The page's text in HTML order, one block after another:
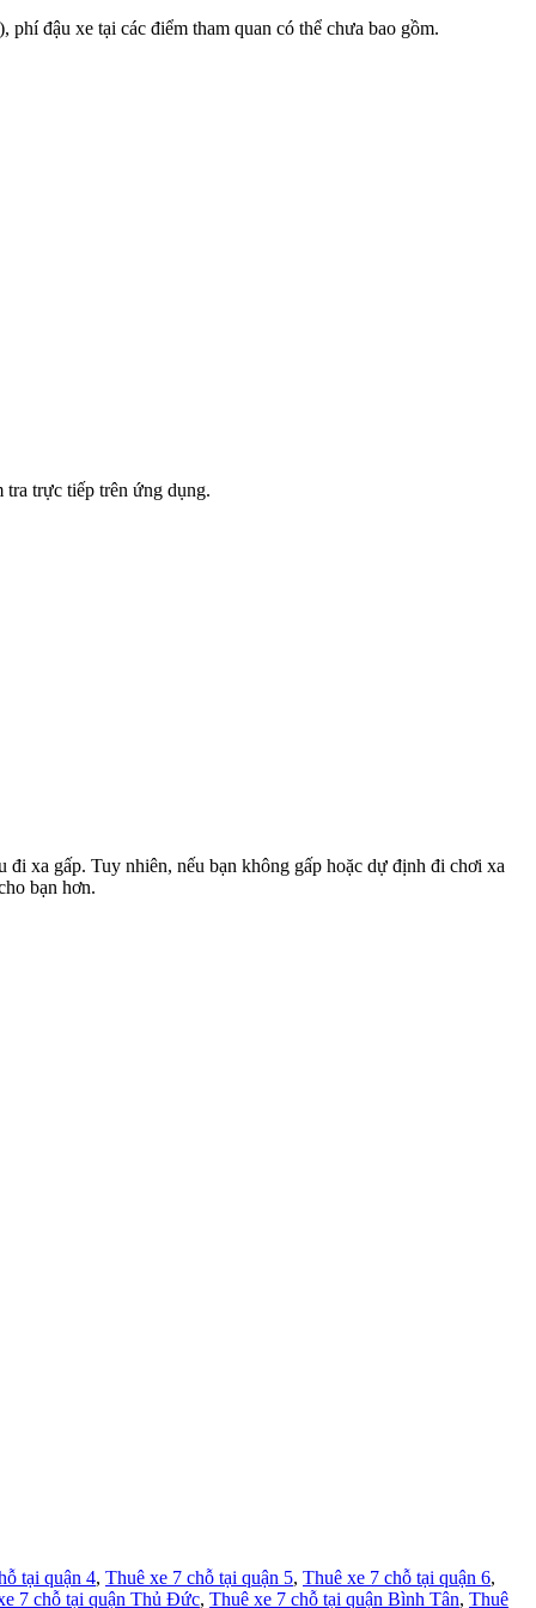
đậu xe tại các điểm tham quan có thể chưa bao gồm.
trực tiếp trên ứng dụng.
xa gấp. Tuy nhiên, nếu bạn không gấp hoặc dự định đi chơi xa
bạn hơn.
tại quận 4, Thuê xe 7 chỗ tại quận 5, Thuê xe 7 chỗ tại quận 6,
7 chỗ tại quận Thủ Đức, Thuê xe 7 chỗ tại quận Bình Tân, Thuê